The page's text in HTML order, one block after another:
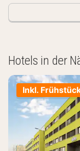
Hotels in der
Inkl.